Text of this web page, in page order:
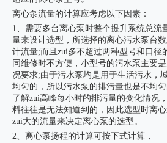
离心泵流量的计算应考虑以下因素：
1、需要多台离心泵时整个提升系统总流
量来设计选型，所选择的离心污水泵台
计流量;而且zui多不超过两种型号和口径
同维修时不方便，小型号的污水泵主要
况要求;由于污水泵均是用于生活污水，
均匀的，所以污水泵的排污量也是不均
了解zui高峰每小时的排污量的变化情况
料往往是无法知道到的，因此选型时离
zui大的流量来决定离心泵的选型。
2、离心泵扬程的计算可按下式计算，